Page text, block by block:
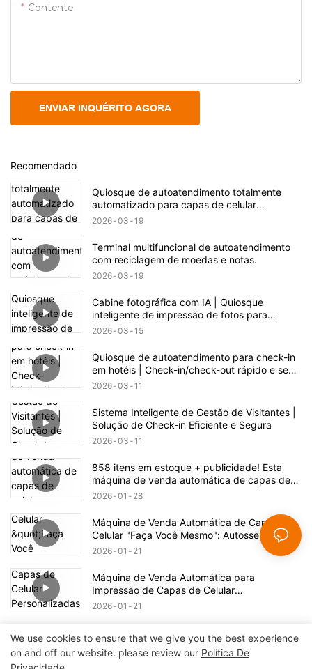
Contente
ENVIAR INQUÉRITO AGORA
Recomendado
Quiosque de autoatendimento totalmente
automatizado para capas de celular
personalizadas.
2026 03 19
Terminal multifuncional de autoatendimento
com reciclagem de moedas e notas.
2026 03 19
Cabine fotográfica com IA | Quiosque
inteligente de impressão de fotos para
eventos e varejo
2026 03 15
Quiosque de autoatendimento para check-in
em hotéis | Check-in/check-out rápido e sem
contato
2026 03 11
Sistema Inteligente de Gestão de Visitantes |
Solução de Check-in Eficiente e Segura
2026 03 11
858 itens em estoque + publicidade! Esta
máquina de venda automática de capas de
celular esconde uma enorme oportunidade de
2026 01 28
Máquina de Venda Automática de Capas de
Celular "Faça Você Mesmo": Autosserviço e
Fabricação com Um Clique
2026 01 21
Máquina de Venda Automática para
Impressão de Capas de Celular
Personalizadas: Desvendando Novas
2026 01 21
We use cookies to ensure that we give you the best experience
on and off our website. please review our Política De